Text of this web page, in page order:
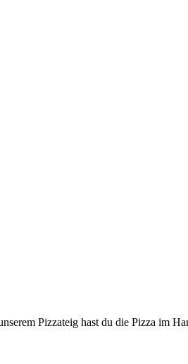
Pizzateig hast du die Pizza im